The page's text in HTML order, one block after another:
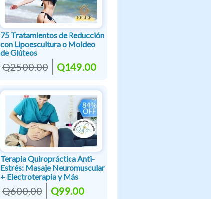
75 Tratamientos de Reducción
con Lipoescultura o Moldeo
de Glúteos
Q2500.00 Q149.00
Terapia Quiropráctica Anti-
Estrés: Masaje Neuromuscular
+ Electroterapia y Más
Q600.00 Q99.00